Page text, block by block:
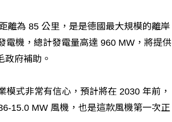
離為 85 公里，是是德國最大規模的離岸
電機，總計發電量高達 960 MW，將提供
府補助。
式非常有信心，預計將在 2030 年前，
15.0 MW 風機，也是這款風機第一次正